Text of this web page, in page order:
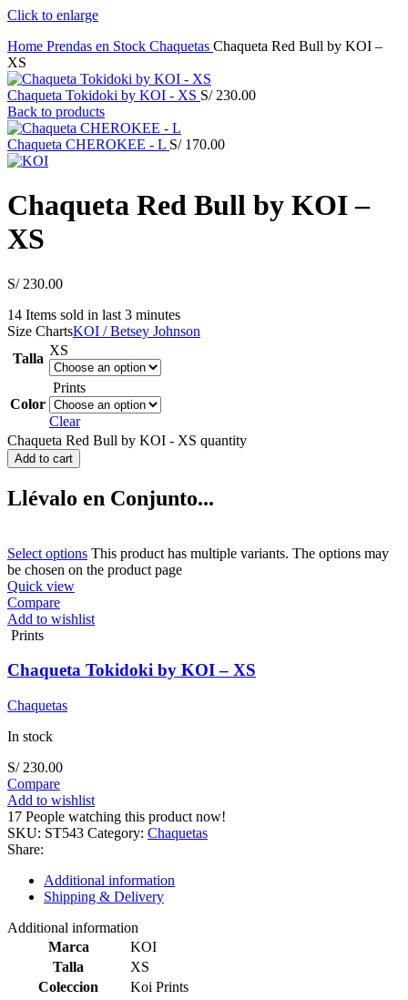
Click to enlarge
Home Prendas en Stock Chaquetas Chaqueta Red Bull by KOI –
XS
Chaqueta Tokidoki by KOI - XS S/230.00
Back to products
Chaqueta CHEROKEE - L S/170.00
Chaqueta Red Bull by KOI –
XS
S/230.00
14 Items sold in last 3 minutes
Size ChartsKOI / Betsey Johnson
Talla
XS
Color
Prints
Clear
Chaqueta Red Bull by KOI - XS quantity
Add to cart
Llévalo en Conjunto...
Select options This product has multiple variants. The options may
be chosen on the product page
Quick view
Compare
Add to wishlist
Prints
Chaqueta Tokidoki by KOI – XS
Chaquetas
In stock
S/230.00
Compare
Add to wishlist
17 People watching this product now!
SKU: ST543 Category: Chaquetas
Share:
Additional information
Shipping & Delivery
Additional information
Marca
KOI
Talla
XS
Coleccion
Koi Prints